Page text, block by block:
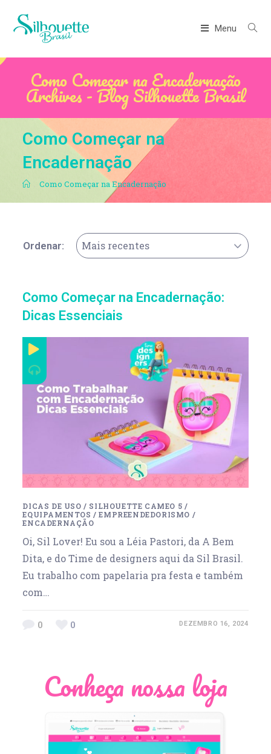
Menu
Como Começar na Encadernação
Archives - Blog Silhouette Brasil
Como Começar na
Encadernação
. Como Começar na Encadernação
Ordenar: Mais recentes
Como Começar na Encadernação:
Dicas Essenciais
DICAS DE USO / SILHOUETTE CAMEO 5 /
EQUIPAMENTOS /EMPREENDEDORISMO /
ENCADERNAÇÃO
Oi, Sil Lover! Eu sou a Léia Pastori, da A Bem
Dita, e do Time de designers aqui da Sil Brasil.
Eu trabalho com papelaria pra festa e também
com…
0 0 DEZEMBRO 16, 2024
Conheça nossa loja